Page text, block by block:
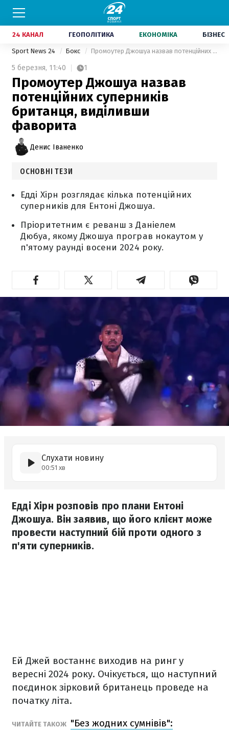
24 КАНАЛ ГЕОПОЛІТИКА ЕКОНОМІКА БІЗНЕС
Sport News 24 Бокс Промоутер Джошуа назвав потенційних суперників британця, виділивши фаворита
5 березня, 11:40 1
Промоутер Джошуа назвав
потенційних суперників
британця, виділивши
фаворита
Денис Іваненко
ОСНОВНІ ТЕЗИ
Едді Хірн розглядає кілька потенційних
суперників для Ентоні Джошуа.
Пріоритетним є реванш з Даніелем
Дюбуа, якому Джошуа програв нокаутом у
п'ятому раунді восени 2024 року.
Слухати новину
00:51 хв
Едді Хірн розповів про плани Ентоні
Джошуа. Він заявив, що його клієнт може
провести наступний бій проти одного з
п'яти суперників.
Ей Джей востаннє виходив на ринг у
вересні 2024 року. Очікується, що наступний
поєдинок зірковий британець проведе на
початку літа.
ЧИТАЙТЕ ТАКОЖ "Без жодних сумнівів":